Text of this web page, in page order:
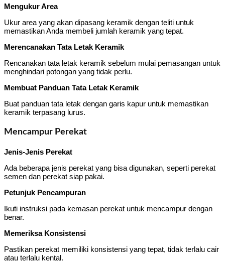
Mengukur Area
Ukur area yang akan dipasang keramik dengan teliti untuk
memastikan Anda membeli jumlah keramik yang tepat.
Merencanakan Tata Letak Keramik
Rencanakan tata letak keramik sebelum mulai pemasangan untuk
menghindari potongan yang tidak perlu.
Membuat Panduan Tata Letak Keramik
Buat panduan tata letak dengan garis kapur untuk memastikan
keramik terpasang lurus.
Mencampur Perekat
Jenis-Jenis Perekat
Ada beberapa jenis perekat yang bisa digunakan, seperti perekat
semen dan perekat siap pakai.
Petunjuk Pencampuran
Ikuti instruksi pada kemasan perekat untuk mencampur dengan
benar.
Memeriksa Konsistensi
Pastikan perekat memiliki konsistensi yang tepat, tidak terlalu cair
atau terlalu kental.